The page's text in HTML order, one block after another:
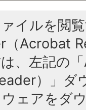
イルを閲
（Acrobat
、左記の
）」ダ
ェアをダ